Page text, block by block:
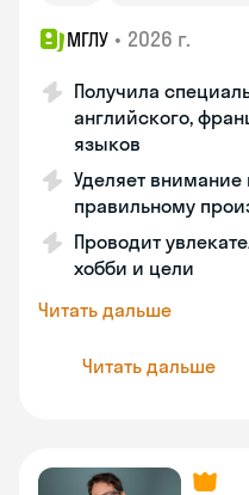
МГЛУ • 2026 г.
Получила
английского,
языков
Уделяет
правильному
Проводит
хобби и цели
Читать дальше
Читать дальше